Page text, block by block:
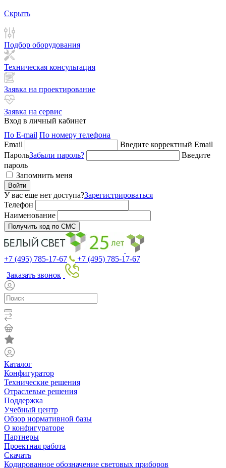
Скрыть
Подбор оборудования
Техническая консультация
Заявка на проектирование
Заявка на сервис
Вход в личный кабинет
По E-mail По номеру телефона
Email
Введите корректный Email
ПарольЗабыли пароль?
Введите
пароль
Запомнить меня
Войти
У вас еще нет доступа?Зарегистрироваться
Телефон
Наименование
Получить код по СМС
+7 (495) 785-17-67
+7 (495) 785-17-67
Заказать звонок
Каталог
Конфигуратор
Технические решения
Отраслевые решения
Поддержка
Учебный центр
Обзор нормативной базы
О конфигураторе
Партнеры
Проектная работа
Скачать
Кодированное обозначение световых приборов